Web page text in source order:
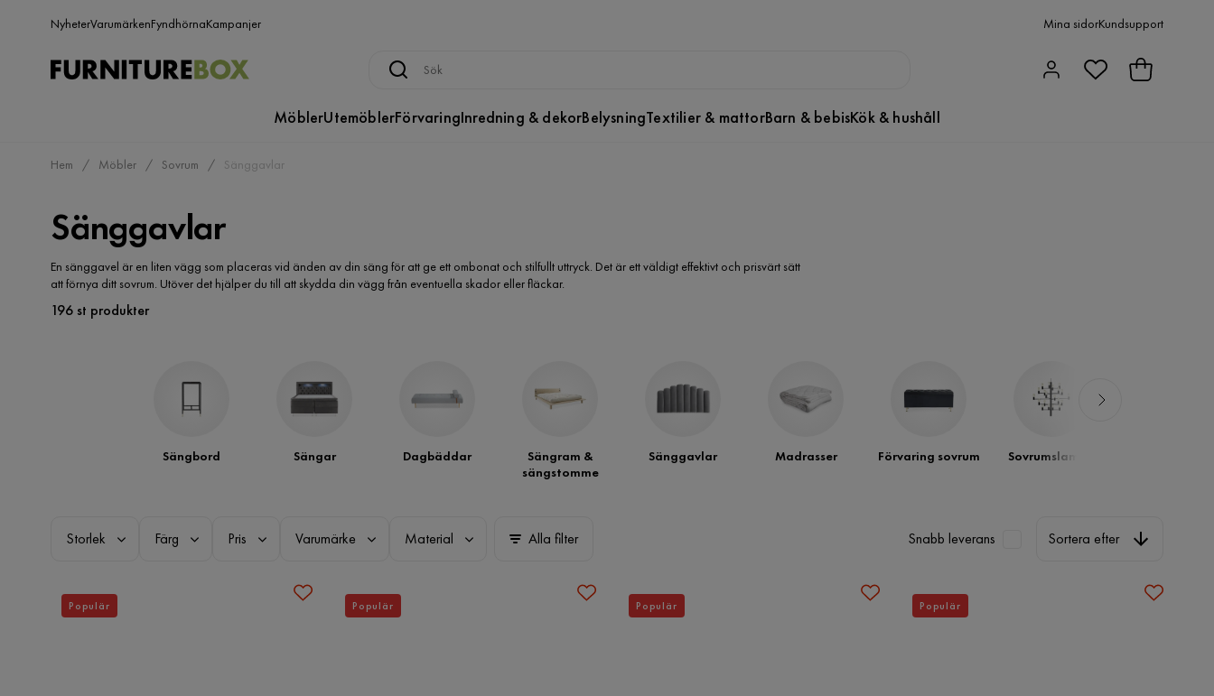
NyheterVarumärkenFyndhörnaKampanjer Mina sidorKundsupport
MöblerUtemöblerFörvaringInredning & dekorBelysningTextilier & mattorBarn & bebisKök & hushåll
Hem Möbler Sovrum Sänggavlar
Sänggavlar
En sänggavel är en liten vägg som placeras vid änden av din säng för att ge ett ombonat och stilfullt uttryck. Det är ett väldigt effektivt och prisvärt sätt
att förnya ditt sovrum. Utöver det hjälper du till att skydda din vägg från eventuella skador eller fläckar.
196 st produkter
Sängbord Sängar Dagbäddar
Sängram &
sängstomme
Sänggavlar Madrasser Förvaring sovrum Sovrumslampa
Storlek Färg Pris Varumärke Material Alla filter Snabb leverans Sortera efter
Populär Populär Populär Populär